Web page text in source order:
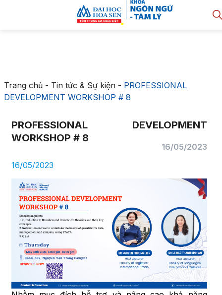
Trang chủ- Tin tức & Sự kiện- PROFESSIONAL
DEVELOPMENT WORKSHOP # 8
PROFESSIONAL DEVELOPMENT
WORKSHOP # 8
16/05/2023
16/05/2023